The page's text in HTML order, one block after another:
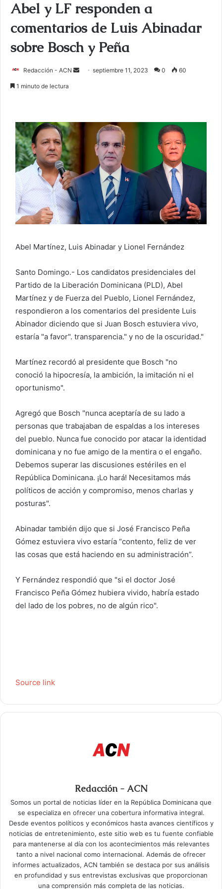
Abel y LF responden a
comentarios de Luis Abinadar
sobre Bosch y Peña
Redacción - ACN
o
r
e
o
l
c
t
r
ó
septiembre 11, 2023 0 60
1 minuto de lectura
Abel Martínez, Luis Abinadar y Lionel Fernández
Santo Domingo.- Los candidatos presidenciales del
Partido de la Liberación Dominicana (PLD), Abel
Martínez y de Fuerza del Pueblo, Lionel Fernández,
respondieron a los comentarios del presidente Luis
Abinador diciendo que si Juan Bosch estuviera vivo,
estaría "a favor". transparencia." y no de la oscuridad."
Martínez recordó al presidente que Bosch "no
conoció la hipocresía, la ambición, la imitación ni el
oportunismo".
Agregó que Bosch "nunca aceptaría de su lado a
personas que trabajaban de espaldas a los intereses
del pueblo. Nunca fue conocido por atacar la identidad
dominicana y no fue amigo de la mentira o el engaño.
Debemos superar las discusiones estériles en el
República Dominicana. ¡Lo hará! Necesitamos más
políticos de acción y compromiso, menos charlas y
posturas".
Abinadar también dijo que si José Francisco Peña
Gómez estuviera vivo estaría “contento, feliz de ver
las cosas que está haciendo en su administración”.
Y Fernández respondió que "si el doctor José
Francisco Peña Gómez hubiera vivido, habría estado
del lado de los pobres, no de algún rico".
Source link
Redacción - ACN
Somos un portal de noticias líder en la República Dominicana que
se especializa en ofrecer una cobertura informativa integral.
Desde eventos políticos y económicos hasta avances científicos y
noticias de entretenimiento, este sitio web es tu fuente confiable
para mantenerse al día con los acontecimientos más relevantes
tanto a nivel nacional como internacional. Además de ofrecer
informes actualizados, ACN también se destaca por sus análisis
en profundidad y sus entrevistas exclusivas que proporcionan
una comprensión más completa de las noticias.